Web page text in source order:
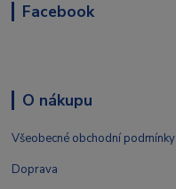
Facebook
O nákupu
Všeobecné obchodní podmínky
Doprava